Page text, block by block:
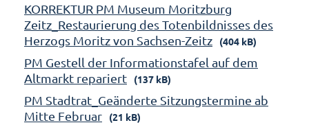
KORREKTUR PM Museum Moritzburg
Zeitz_Restaurierung des Totenbildnisses des
Herzogs Moritz von Sachsen-Zeitz
(404 kB)
PM Gestell der Informationstafel auf dem
Altmarkt repariert
(137 kB)
PM Stadtrat_Geänderte Sitzungstermine ab
Mitte Februar
(21 kB)